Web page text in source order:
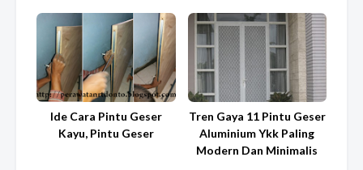
Ide Cara Pintu Geser
Kayu, Pintu Geser
Tren Gaya 11 Pintu Geser
Aluminium Ykk Paling
Modern Dan Minimalis